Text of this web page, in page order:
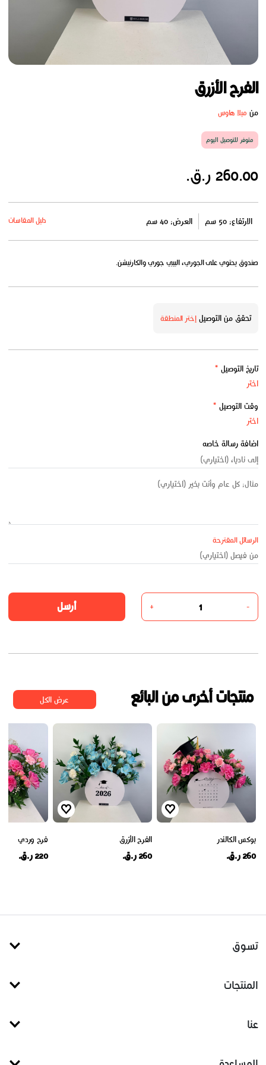
الفرح الأزرق
من ميلا هاوس
متوفر للتوصيل اليوم
260.00 ر.ق.
الارتفاع: 50 سم العرض: 40 سم دليل المقاسات
صندوق يحتوي على الجوري، البيبي جوري والكارنيشن.
تحقق من التوصيلإختر المنطقة
تاريخ التوصيل *
وقت التوصيل *
اضافة رسالة خاصه
الرسائل المقترحة
-
+ أرسل
منتجات أخرى من البائع عرض الكل
بوكس الكالندر
260 ر.ق.
الفرح الأزرق
260 ر.ق.
فرح وردي
220 ر.ق.
تسوق
المنتجات
عنا